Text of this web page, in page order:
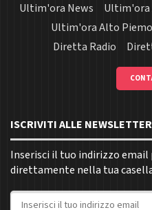
Ultim'ora News
Ultim'ora
Ultim'ora Alto
Diretta Radio
ISCRIVITI ALLE
Inserisci il tuo indirizzo email
direttamente nella tua
Indirizzo email